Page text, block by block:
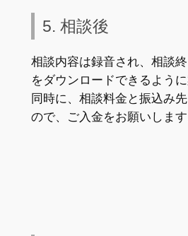
5. 相談後
相談内容は録音され、相談
をダウンロードできるように
同時に、相談料金と振込み
ので、ご入金をお願いします